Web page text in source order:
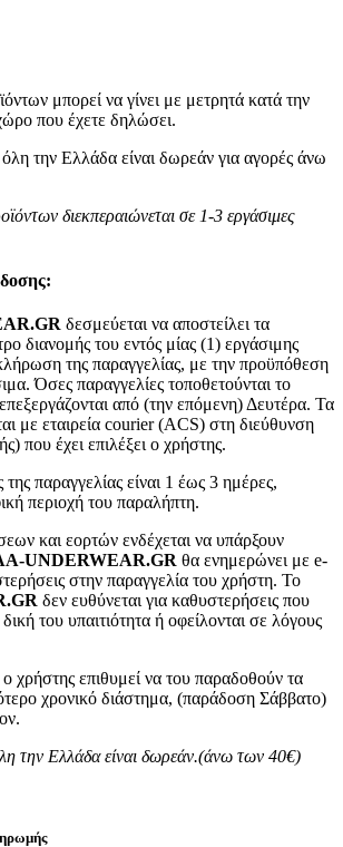
μπορεί να γίνει με μετρητά κατά την
που έχετε δηλώσει.
την Ελλάδα είναι δωρεάν για αγορές άνω
διεκπεραιώνεται σε 1-3 εργάσιμες
δεσμεύεται να αποστείλει τα
διανομής του εντός μίας (1) εργάσιμης
της παραγγελίας, με την προϋπόθεση
Όσες παραγγελίες τοποθετούνται το
από (την επόμενη) Δευτέρα. Τα
με εταιρεία courier (ACS) στη διεύθυνση
που έχει επιλέξει ο χρήστης.
παραγγελίας είναι 1 έως 3 ημέρες,
περιοχή του παραλήπτη.
και εορτών ενδέχεται να υπάρξουν
UNDERWEAR.GR θα ενημερώνει με e-
στην παραγγελία του χρήστη. Το
δεν ευθύνεται για καθυστερήσεις που
του υπαιτιότητα ή οφείλονται σε λόγους
χρήστης επιθυμεί να του παραδοθούν τα
χρονικό διάστημα, (παράδοση Σάββατο)
την Ελλάδα είναι δωρεάν.(άνω των 40€)